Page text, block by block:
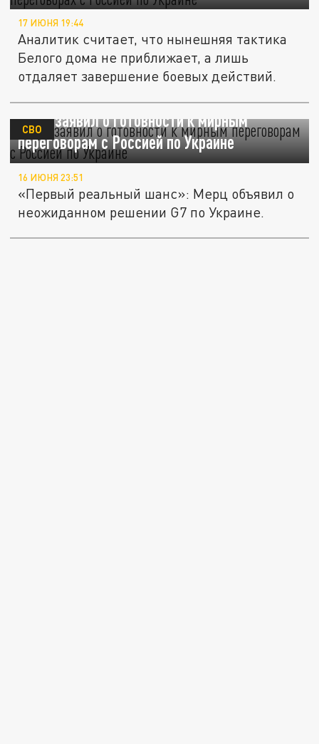
17 ИЮНЯ 19:44
Аналитик считает, что нынешняя тактика
Белого дома не приближает, а лишь
отдаляет завершение боевых действий.
Мерц заявил о готовности к мирным
переговорам с Россией по Украине
СВО
16 ИЮНЯ 23:51
«Первый реальный шанс»: Мерц объявил о
неожиданном решении G7 по Украине.